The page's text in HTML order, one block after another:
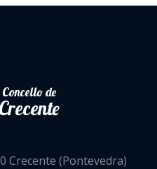
Concello de
Crecente
Crecente (Pontevedra)